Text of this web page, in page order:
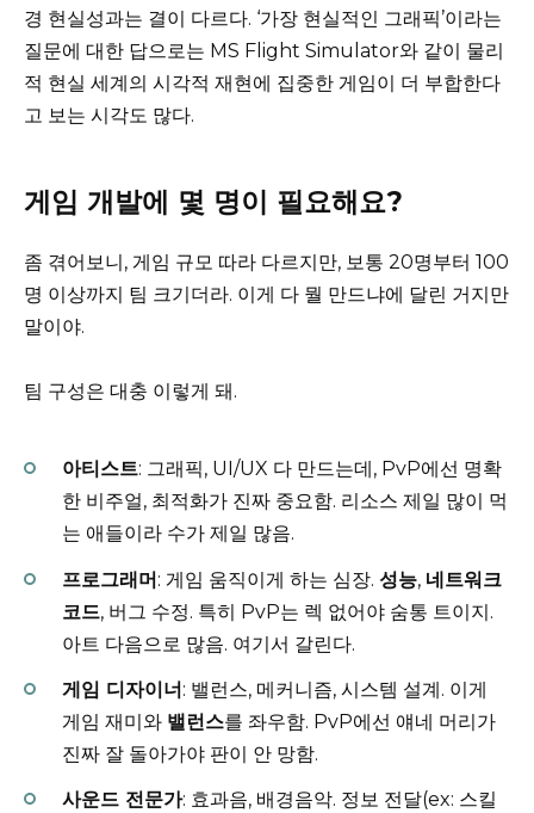
경 현실성과는 결이 다르다. ‘가장 현실적인 그래픽’이라는
질문에 대한 답으로는 MS Flight Simulator와 같이 물리
적 현실 세계의 시각적 재현에 집중한 게임이 더 부합한다
고 보는 시각도 많다.
게임 개발에 몇 명이 필요해요?
좀 겪어보니, 게임 규모 따라 다르지만, 보통 20명부터 100
명 이상까지 팀 크기더라. 이게 다 뭘 만드냐에 달린 거지만
말이야.
팀 구성은 대충 이렇게 돼.
아티스트: 그래픽, UI/UX 다 만드는데, PvP에선 명확
한 비주얼, 최적화가 진짜 중요함. 리소스 제일 많이 먹
는 애들이라 수가 제일 많음.
프로그래머: 게임 움직이게 하는 심장. 성능, 네트워크
코드, 버그 수정. 특히 PvP는 렉 없어야 숨통 트이지.
아트 다음으로 많음. 여기서 갈린다.
게임 디자이너: 밸런스, 메커니즘, 시스템 설계. 이게
게임 재미와 밸런스를 좌우함. PvP에선 얘네 머리가
진짜 잘 돌아가야 판이 안 망함.
사운드 전문가: 효과음, 배경음악. 정보 전달(ex: 스킬